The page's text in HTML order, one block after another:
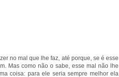
no mal que lhe faz, até porque, se é esse
Mas como não o sabe, esse mal não lhe
coisa: para ele seria sempre melhor ela